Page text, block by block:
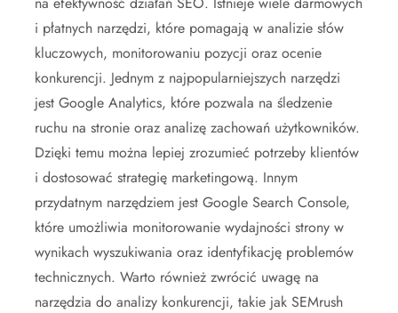
i płatnych narzędzi, które pomagają w analizie słów
kluczowych, monitorowaniu pozycji oraz ocenie
konkurencji. Jednym z najpopularniejszych narzędzi
jest Google Analytics, które pozwala na śledzenie
ruchu na stronie oraz analizę zachowań użytkowników.
Dzięki temu można lepiej zrozumieć potrzeby klientów
i dostosować strategię marketingową. Innym
przydatnym narzędziem jest Google Search Console,
które umożliwia monitorowanie wydajności strony w
wynikach wyszukiwania oraz identyfikację problemów
technicznych. Warto również zwrócić uwagę na
narzędzia do analizy konkurencji, takie jak SEMrush